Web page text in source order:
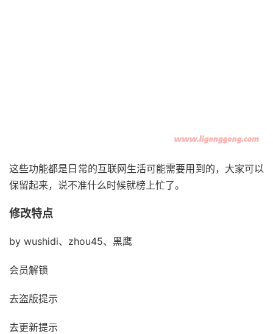
这些功能都是日常的互联网生活可能需要用到的，大家可以
保留起来，说不准什么时候就榜上忙了。
修改特点
by wushidi、zhou45、黑鹰
会员解锁
去盗版提示
去更新提示